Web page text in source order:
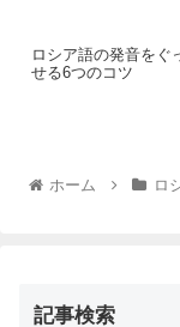
ロシア語の発音をぐ
せる6つのコツ
ホーム ロ
記事検索